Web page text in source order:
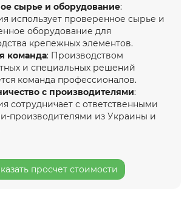
сырье и оборудование:
использует проверенное сырье и
оборудование для
крепежных элементов.
команда: Производством
и специальных решений
команда профессионалов.
с производителями:
сотрудничает с ответственными
производителями из Украины и
просчет стоимости